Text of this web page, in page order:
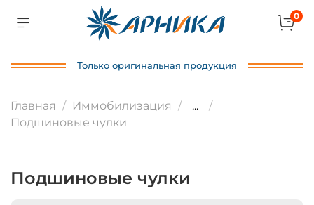
0
Только оригинальная продукция
Главная Иммобилизация
...
Подшиновые чулки
Подшиновые чулки